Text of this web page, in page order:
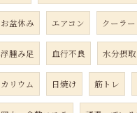
お盆休み エアコン クーラー
浮腫み足 血行不良 水分摂取
カリウム 日焼け 筋トレ